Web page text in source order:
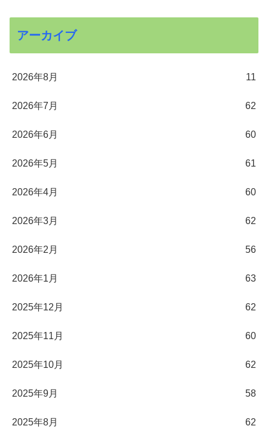
アーカイブ
2026年8月 11
2026年7月 62
2026年6月 60
2026年5月 61
2026年4月 60
2026年3月 62
2026年2月 56
2026年1月 63
2025年12月 62
2025年11月 60
2025年10月 62
2025年9月 58
2025年8月 62